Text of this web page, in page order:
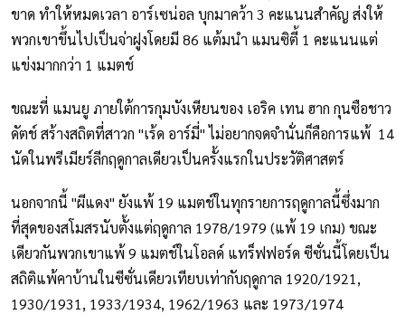
ขาด ทำให้หมดเวลา อาร์เซน่อล บุกมาคว้า 3 คะแนนสำคัญ ส่งให้
พวกเขาขึ้นไปเป็นจ่าฝูงโดยมี 86 แต้มนำ แมนซิตี้ 1 คะแนนแต่
แข่งมากกว่า 1 แมตช์
ขณะที่ แมนยู ภายใต้การกุมบังเหียนของ เอริค เทน ฮาก กุนซือชาว
ดัตช์ สร้างสถิตที่สาวก "เร้ด อาร์มี่" ไม่อยากจดจำนั่นก็คือการแพ้ 14
นัดในพรีเมียร์ลีกฤดูกาลเดียวเป็นครั้งแรกในประวัติศาสตร์
นอกจากนี้ "ผีแดง" ยังแพ้ 19 แมตช์ในทุกรายการฤดูกาลนี้ซึ่งมาก
ที่สุดของสโมสรนับตั้งแต่ฤดูกาล 1978/1979 (แพ้ 19 เกม) ขณะ
เดียวกันพวกเขาแพ้ 9 แมตช์ในโอลด์ แทร็ฟฟอร์ด ซีซั่นนี้โดยเป็น
สถิติแพ้คาบ้านในซีซั่นเดียวเทียบเท่ากับฤดูกาล 1920/1921,
1930/1931, 1933/1934, 1962/1963 และ 1973/1974